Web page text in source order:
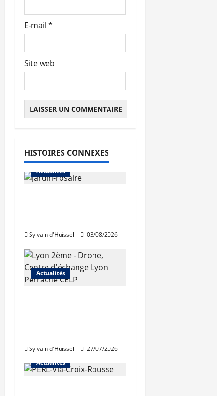
E-mail *
Site web
HISTOIRES CONNEXES
Actualités
Sylvain d'Huissel 03/08/2026
Actualités
Sylvain d'Huissel
27/07/2026
Actualités